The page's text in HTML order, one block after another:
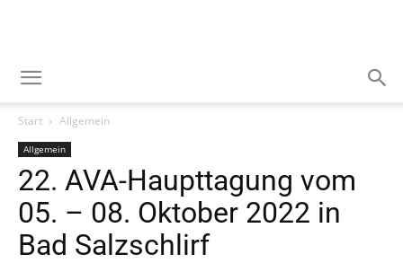
Start Allgemein
Allgemein
22. AVA-Haupttagung vom
05. – 08. Oktober 2022 in
Bad Salzschlirf